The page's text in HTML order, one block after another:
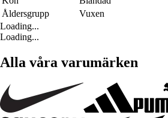
Åldersgrupp
Vuxen
Loading...
Loading...
Alla våra varumärken